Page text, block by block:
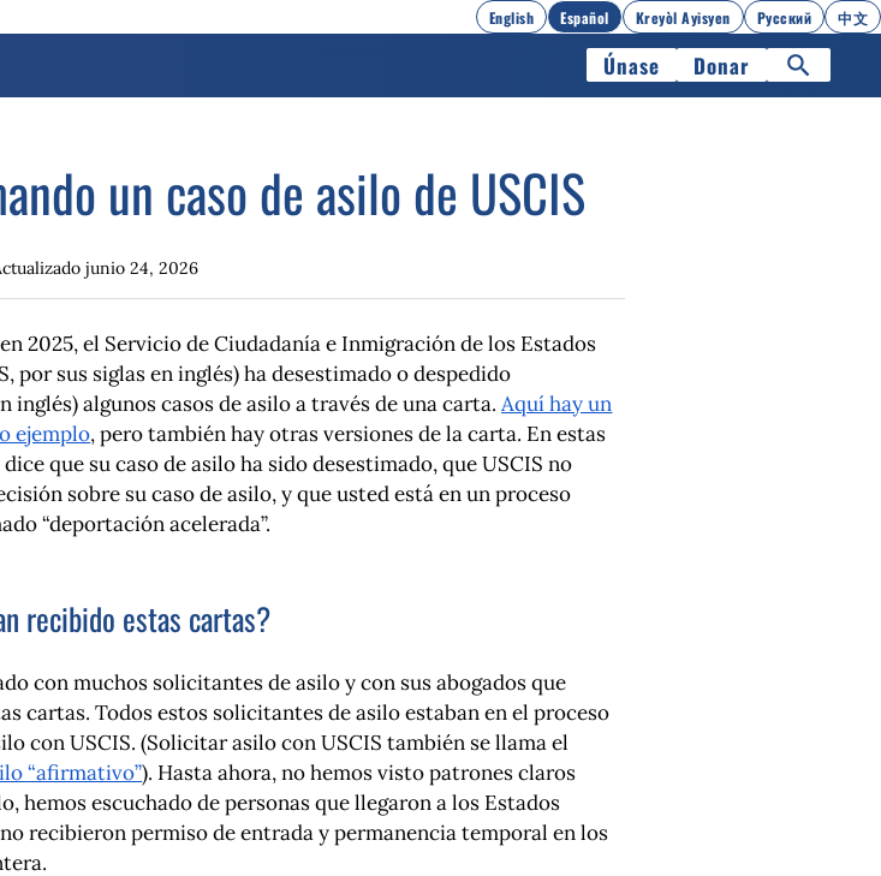
English Español Kreyòl Ayisyen Русский 中文
Únase Donar
un caso de asilo de USCIS
junio 24, 2026
2025, el Servicio de Ciudadanía e Inmigración de los Estados
por sus siglas en inglés) ha desestimado o despedido
inglés) algunos casos de asilo a través de una carta.Aquí hay un
ejemplo, pero también hay otras versiones de la carta. En estas
que su caso de asilo ha sido desestimado, que USCIS no
sobre su caso de asilo, y que usted está en un proceso
“deportación acelerada”.
recibido estas cartas?
con muchos solicitantes de asilo y con sus abogados que
cartas. Todos estos solicitantes de asilo estaban en el proceso
con USCIS. (Solicitar asilo con USCIS también se llama el
“afirmativo”). Hasta ahora, no hemos visto patrones claros
hemos escuchado de personas que llegaron a los Estados
recibieron permiso de entrada y permanencia temporal en los